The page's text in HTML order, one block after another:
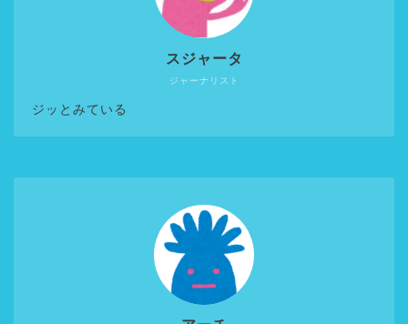
ジャーナリスト
スジャータ
ジッとみている